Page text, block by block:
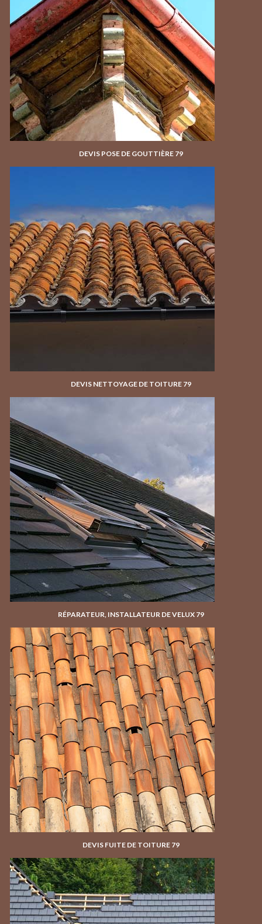
DEVIS POSE DE GOUTTIÈRE 79
DEVIS NETTOYAGE DE TOITURE 79
RÉPARATEUR, INSTALLATEUR DE VELUX 79
DEVIS FUITE DE TOITURE 79